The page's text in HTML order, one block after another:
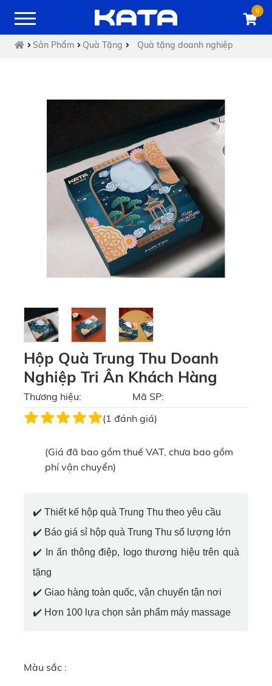
0
Sản Phẩm Quà Tặng Quà tặng doanh nghiệp
Hộp Quà Trung Thu Doanh
Nghiệp Tri Ân Khách Hàng
Thương hiệu:
Mã SP:
(1 đánh giá)
(Giá đã bao gồm thuế VAT, chưa bao gồm
phí vận chuyển)
✔️ Thiết kế hộp quà Trung Thu theo yêu cầu
✔️ Báo giá sỉ hộp quà Trung Thu số lượng lớn
✔️ In ấn thông điệp, logo thương hiệu trên quà
tặng
✔️ Giao hàng toàn quốc, vận chuyển tận nơi
✔️ Hơn 100 lựa chọn sản phẩm máy massage
Màu sắc :